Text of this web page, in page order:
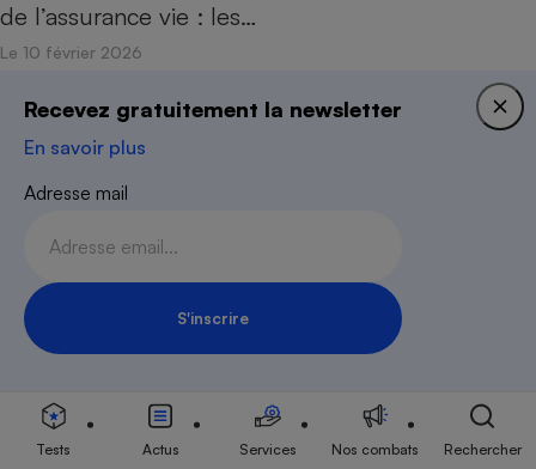
de l’assurance vie : les…
Le 10 février 2026
ACTUALITÉ
Contentieux fiscal - Faites appel au médiateur de
Bercy
l’administration fiscale peuvent tenter de le régler
à l’amiable, devant le…
Le 27 janvier 2026
Scandale Apollonia - La lourde condamnation des
instigateurs apporte un peu d’air aux victimes
Inscription Newsletter
Recevez gratuitement la newsletter
En savoir plus
Adresse mail
S'inscrire
Tests Actus Services Nos combats Rechercher